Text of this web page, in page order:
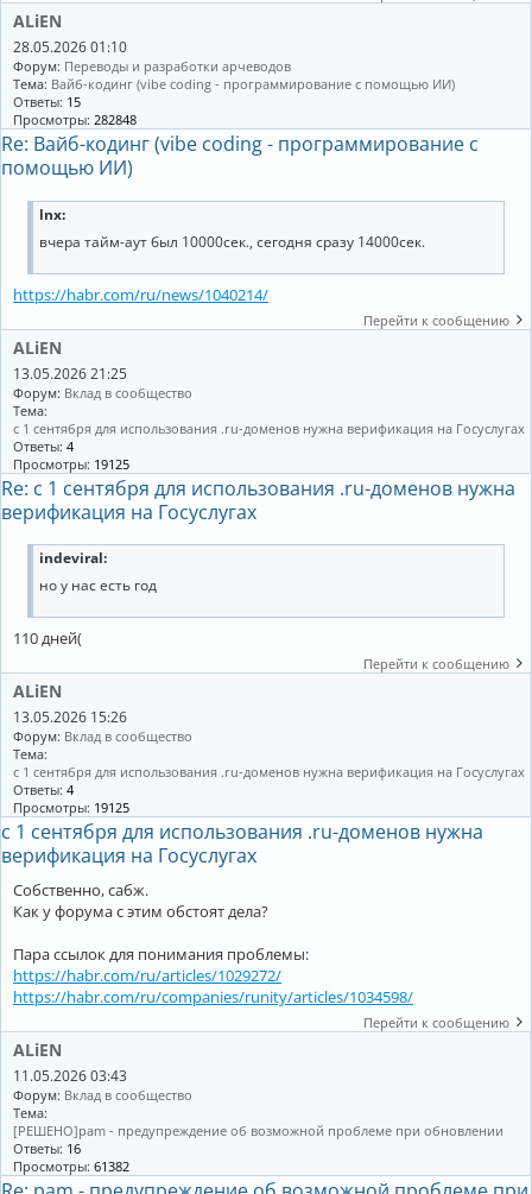
ALiEN
28.05.2026 01:10
Форум: Переводы и разработки арчеводов
Тема: Вайб-кодинг (vibe coding - программирование с помощью ИИ)
Ответы: 15
Просмотры: 282848
Re: Вайб-кодинг (vibe coding - программирование с
помощью ИИ)
lnx:
вчера тайм-аут был 10000сек., сегодня сразу 14000сек.
https://habr.com/ru/news/1040214/
Перейти к сообщению
ALiEN
13.05.2026 21:25
Форум: Вклад в сообщество
Тема:
с 1 сентября для использования .ru-доменов нужна верификация на Госуслугах
Ответы: 4
Просмотры: 19125
Re: с 1 сентября для использования .ru-доменов нужна
верификация на Госуслугах
indeviral:
но у нас есть год
110 дней(
Перейти к сообщению
ALiEN
13.05.2026 15:26
Форум: Вклад в сообщество
Тема:
с 1 сентября для использования .ru-доменов нужна верификация на Госуслугах
Ответы: 4
Просмотры: 19125
с 1 сентября для использования .ru-доменов нужна
верификация на Госуслугах
Собственно, сабж.
Как у форума с этим обстоят дела?
Пара ссылок для понимания проблемы:
https://habr.com/ru/articles/1029272/
https://habr.com/ru/companies/runity/articles/1034598/
Перейти к сообщению
ALiEN
11.05.2026 03:43
Форум: Вклад в сообщество
Тема:
[РЕШЕНО]pam - предупреждение об возможной проблеме при обновлении
Ответы: 16
Просмотры: 61382